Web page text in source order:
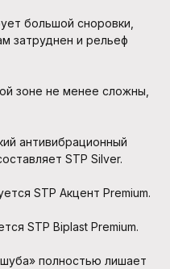
большой сноровки,
затруднен и рельеф
зоне не менее сложны,
антивибрационный
STP Silver.
STP Акцент Premium.
STP Biplast Premium.
полностью лишает